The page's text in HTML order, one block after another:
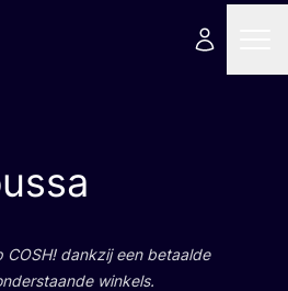
COSH! dank­zij een betaal­de
winkels.